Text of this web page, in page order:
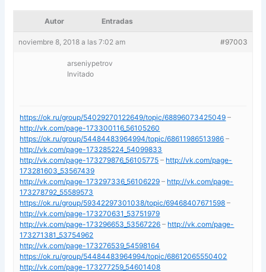
Autor Entradas
noviembre 8, 2018 a las 7:02 am #97003
arseniypetrov
Invitado
https://ok.ru/group/54029270122649/topic/68896073425049 –
http://vk.com/page-173300116_56105260
https://ok.ru/group/54484483964994/topic/68611986513986 –
http://vk.com/page-173285224_54099833
http://vk.com/page-173279876_56105775 – http://vk.com/page-
173281603_53567439
http://vk.com/page-173297336_56106229 – http://vk.com/page-
173278792_55589573
https://ok.ru/group/59342297301038/topic/69468407671598 –
http://vk.com/page-173270631_53751979
http://vk.com/page-173296653_53567226 – http://vk.com/page-
173271381_53754962
http://vk.com/page-173276539_54598164
https://ok.ru/group/54484483964994/topic/68612065550402
http://vk.com/page-173277259_54601408